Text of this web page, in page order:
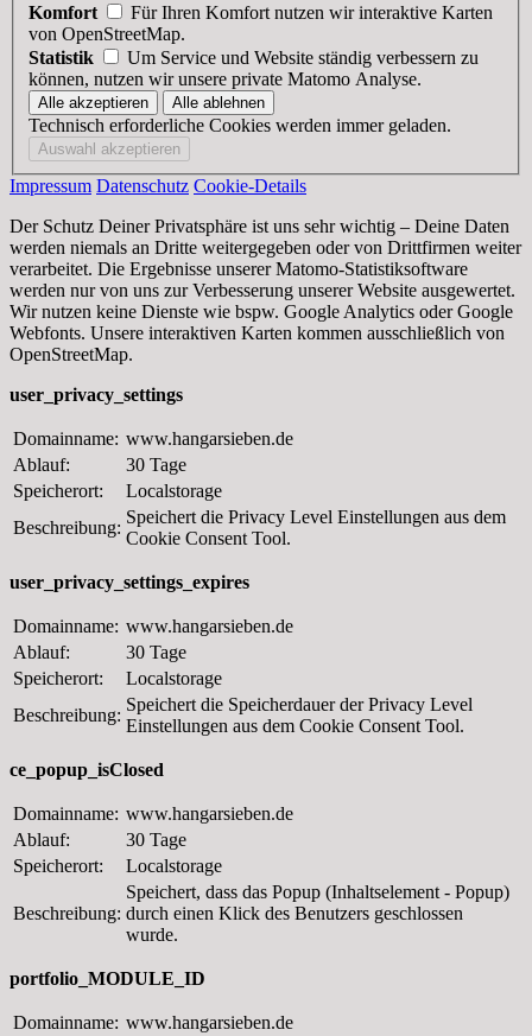
Komfort
Für Ihren Komfort nutzen wir interaktive Karten
von OpenStreetMap.
Statistik
Um Service und Website ständig verbessern zu
können, nutzen wir unsere private Matomo Analyse.
Technisch erforderliche Cookies werden immer geladen.
Impressum Datenschutz Cookie-Details
Der Schutz Deiner Privatsphäre ist uns sehr wichtig – Deine Daten
werden niemals an Dritte weitergegeben oder von Drittfirmen weiter
verarbeitet. Die Ergebnisse unserer Matomo-Statistiksoftware
werden nur von uns zur Verbesserung unserer Website ausgewertet.
Wir nutzen keine Dienste wie bspw. Google Analytics oder Google
Webfonts. Unsere interaktiven Karten kommen ausschließlich von
OpenStreetMap.
user_privacy_settings
Domainname: www.hangarsieben.de
Ablauf:
30 Tage
Speicherort:
Localstorage
Beschreibung:
Speichert die Privacy Level Einstellungen aus dem
Cookie Consent Tool.
user_privacy_settings_expires
Domainname: www.hangarsieben.de
Ablauf:
30 Tage
Speicherort:
Localstorage
Beschreibung:
Speichert die Speicherdauer der Privacy Level
Einstellungen aus dem Cookie Consent Tool.
ce_popup_isClosed
Domainname: www.hangarsieben.de
Ablauf:
30 Tage
Speicherort:
Localstorage
Beschreibung:
Speichert, dass das Popup (Inhaltselement - Popup)
durch einen Klick des Benutzers geschlossen
wurde.
portfolio_MODULE_ID
Domainname: www.hangarsieben.de